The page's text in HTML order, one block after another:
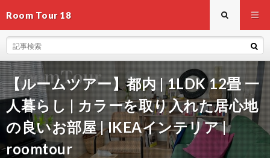
Room Tour 18
【ルームツアー】都内 | 1LDK 12畳 一
人暮らし | カラーを取り入れた居心地
の良いお部屋 | IKEAインテリア |
roomtour